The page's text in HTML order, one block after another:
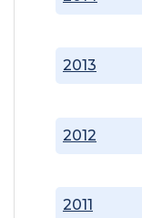
2011
2012
2013